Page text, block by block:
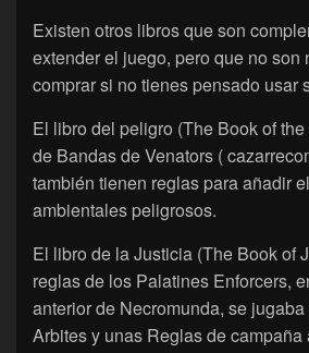
Existen otros libros que son
extender el juego, pero que no son
comprar si no tienes pensado usar
El libro del peligro (The Book of
de Bandas de Venators (
también tienen reglas para añadir
ambientales peligrosos.
El libro de la Justicia (The Book of
reglas de los Palatines Enforcers,
anterior de Necromunda, se
Arbites y unas Reglas de campaña